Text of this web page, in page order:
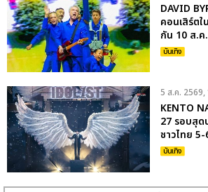
DAVID
คอนเสิร์ตใ
กัน 10 ส.ค
บันเทิง
5 ส.ค. 2569,
KENTO
27 รอบสุด
ชาวไทย 5-
บันเทิง